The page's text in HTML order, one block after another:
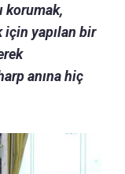
korumak,
için yapılan bir
anına hiç